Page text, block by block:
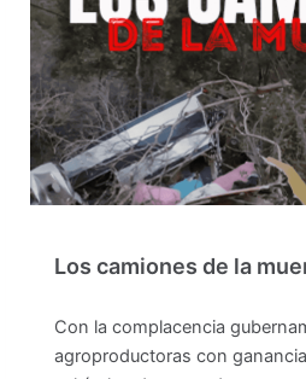
Los camiones de la
Con la complacencia
agroproductoras con